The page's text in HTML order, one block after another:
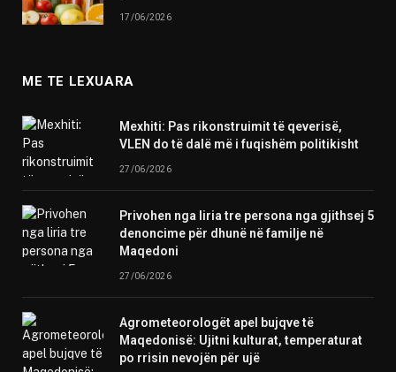
17/06/2026
ME TE LEXUARA
Mexhiti: Pas rikonstruimit të qeverisë,
VLEN do të dalë më i fuqishëm politikisht
27/06/2026
Privohen nga liria tre persona nga gjithsej 5
denoncime për dhunë në familje në
Maqedoni
27/06/2026
Agrometeorologët apel bujqve të
Maqedonisë: Ujitni kulturat, temperaturat
po rrisin nevojën për ujë